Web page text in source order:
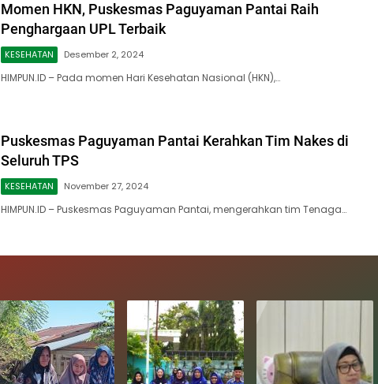
Momen HKN, Puskesmas Paguyaman Pantai Raih
Penghargaan UPL Terbaik
KESEHATAN Desember 2, 2024
HIMPUN.ID – Pada momen Hari Kesehatan Nasional (HKN),…
Puskesmas Paguyaman Pantai Kerahkan Tim Nakes di
Seluruh TPS
KESEHATAN November 27, 2024
HIMPUN.ID – Puskesmas Paguyaman Pantai, mengerahkan tim Tenaga…